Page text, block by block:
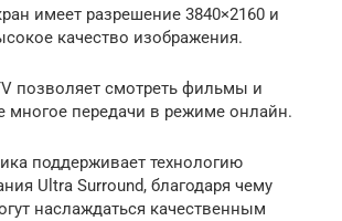
имеет разрешение 3840×2160 и
качество изображения.
позволяет смотреть фильмы и
многое передачи в режиме онлайн.
поддерживает технологию
Ultra Surround, благодаря чему
наслаждаться качественным